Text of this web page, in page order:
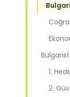
1.
2.